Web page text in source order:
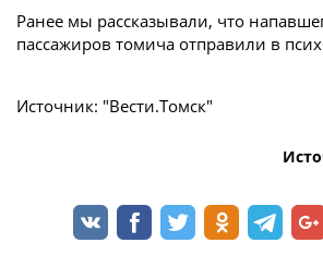
Ранее мы рассказывали, что
пассажиров томича отправили в
Источник: "Вести.Томск"